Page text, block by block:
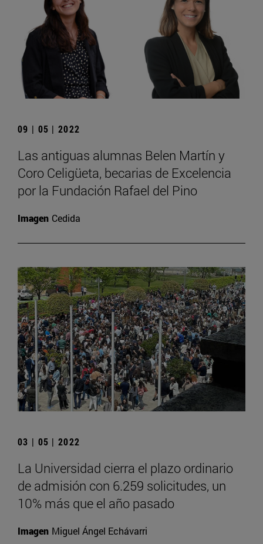
09 | 05 | 2022
Las antiguas alumnas Belen Martín y
Coro Celigüeta, becarias de Excelencia
por la Fundación Rafael del Pino
Imagen Cedida
03 | 05 | 2022
La Universidad cierra el plazo ordinario
de admisión con 6.259 solicitudes, un
10% más que el año pasado
Imagen Miguel Ángel Echávarri